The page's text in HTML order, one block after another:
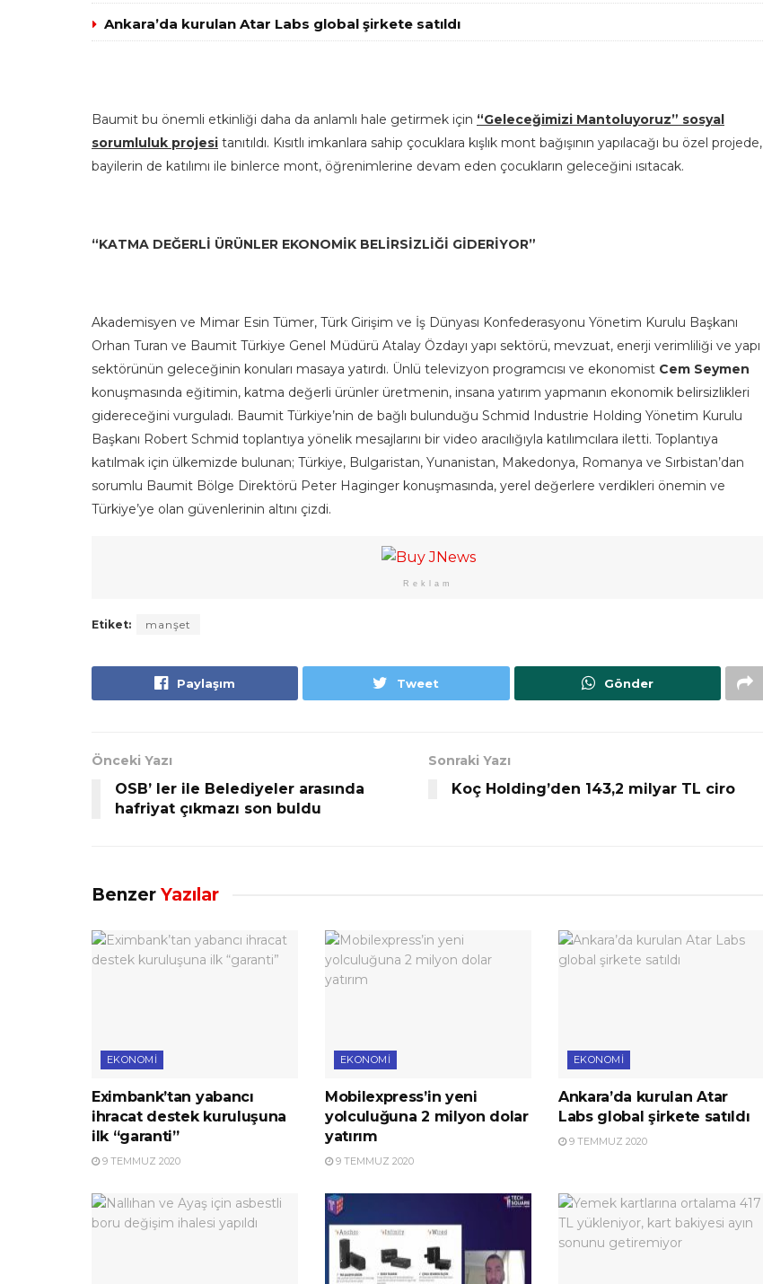
Ankara’da kurulan Atar Labs global şirkete satıldı
Baumit bu önemli etkinliği daha da anlamlı hale getirmek için “Geleceğimizi Mantoluyoruz” sosyal
sorumluluk projesi tanıtıldı. Kısıtlı imkanlara sahip çocuklara kışlık mont bağışının yapılacağı bu özel projede,
bayilerin de katılımı ile binlerce mont, öğrenimlerine devam eden çocukların geleceğini ısıtacak.
“KATMA DEĞERLİ ÜRÜNLER EKONOMİK BELİRSİZLİĞİ GİDERİYOR”
Akademisyen ve Mimar Esin Tümer, Türk Girişim ve İş Dünyası Konfederasyonu Yönetim Kurulu Başkanı
Orhan Turan ve Baumit Türkiye Genel Müdürü Atalay Özdayı yapı sektörü, mevzuat, enerji verimliliği ve yapı
sektörünün geleceğinin konuları masaya yatırdı. Ünlü televizyon programcısı ve ekonomist Cem Seymen
konuşmasında eğitimin, katma değerli ürünler üretmenin, insana yatırım yapmanın ekonomik belirsizlikleri
gidereceğini vurguladı. Baumit Türkiye’nin de bağlı bulunduğu Schmid Industrie Holding Yönetim Kurulu
Başkanı Robert Schmid toplantıya yönelik mesajlarını bir video aracılığıyla katılımcılara iletti. Toplantıya
katılmak için ülkemizde bulunan; Türkiye, Bulgaristan, Yunanistan, Makedonya, Romanya ve Sırbistan’dan
sorumlu Baumit Bölge Direktörü Peter Haginger konuşmasında, yerel değerlere verdikleri önemin ve
Türkiye’ye olan güvenlerinin altını çizdi.
Reklam
Etiket: manşet
Paylaşım Tweet Gönder
Önceki Yazı
OSB’ ler ile Belediyeler arasında
hafriyat çıkmazı son buldu
Sonraki Yazı
Koç Holding’den 143,2 milyar TL ciro
Benzer Yazılar
EKONOMI
Eximbank’tan yabancı
ihracat destek kuruluşuna
ilk “garanti”
9 TEMMUZ 2020
EKONOMI
Mobilexpress’in yeni
yolculuğuna 2 milyon dolar
yatırım
9 TEMMUZ 2020
EKONOMI
Ankara’da kurulan Atar
Labs global şirkete satıldı
9 TEMMUZ 2020